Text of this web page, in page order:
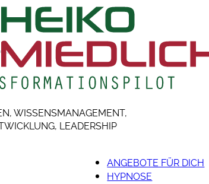
WISSENSMANAGEMENT,
LEADERSHIP
ANGEBOTE FÜR DICH
HYPNOSE